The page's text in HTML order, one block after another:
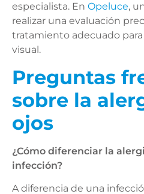
especialista. En Opeluce,
realizar una evaluación
tratamiento adecuado
visual.
Preguntas
sobre la
ojos
¿Cómo diferenciar la
infección?
A diferencia de una